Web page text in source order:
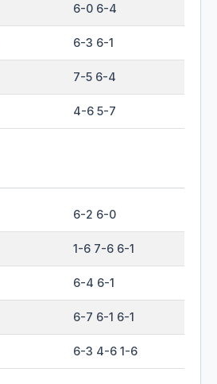
6-0 6-4
6-3 6-1
7-5 6-4
4-6 5-7
6-2 6-0
1-6 7-6 6-1
6-4 6-1
6-7 6-1 6-1
6-3 4-6 1-6